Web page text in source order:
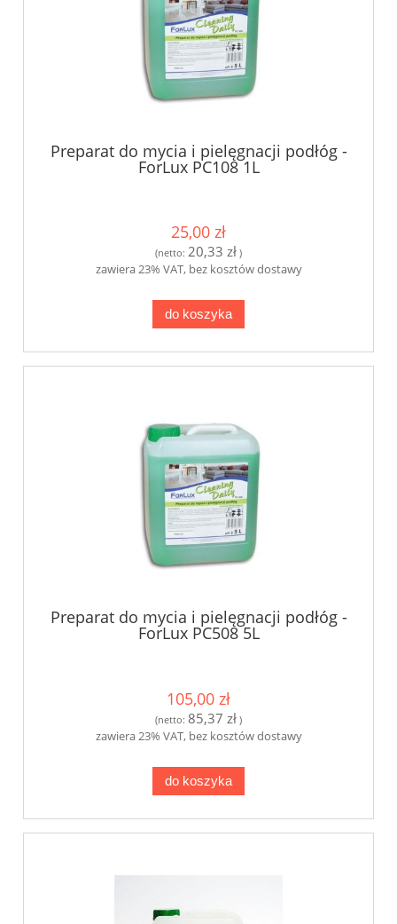
Preparat do mycia i pielęgnacji podłóg -
ForLux PC108 1L
25,00 zł
(netto: 20,33 zł )
zawiera 23% VAT, bez kosztów dostawy
do koszyka
Preparat do mycia i pielęgnacji podłóg -
ForLux PC508 5L
105,00 zł
(netto: 85,37 zł )
zawiera 23% VAT, bez kosztów dostawy
do koszyka